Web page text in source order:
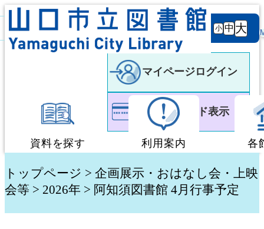
背景
白 黒
文字サ
イズ
小 中 大
マイページログイン
利用者カード表示
資料を探す
蔵書検索・予約
利用案内
図書館利用案内
各
トップページ > 企画展示・おはなし会・上映
会等 > 2026年 > 阿知須図書館 4月行事予定